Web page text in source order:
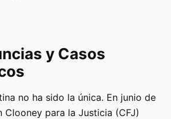
y Casos
no ha sido la única. En junio de
Clooney para la Justicia (CFJ)